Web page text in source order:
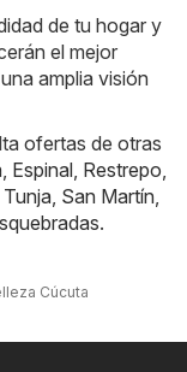
de tu hogar y
el mejor
amplia visión
ofertas de otras
Espinal Restrepo
Tunja San Martín
.
Cúcuta